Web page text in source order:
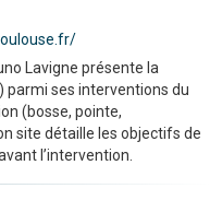
Lavigne présente la
parmi ses interventions du
(bosse, pointe,
site détaille les objectifs de
l’intervention.